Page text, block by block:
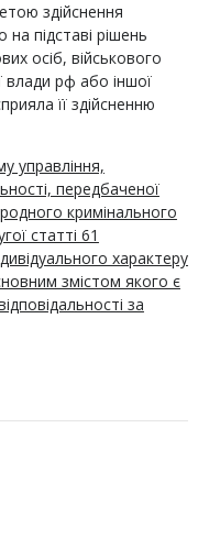
здійснення
на підставі рішень
осіб, військового
влади рф або іншої
її здійсненню
управління,
передбаченої
кримінального
статті 61
характеру
змістом якого є
за